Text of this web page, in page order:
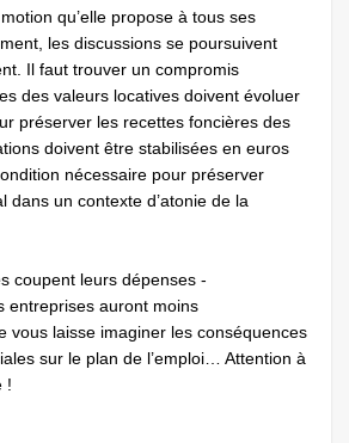
qu’elle propose à tous ses
les discussions se poursuivent
Il faut trouver un compromis
des valeurs locatives doivent évoluer
préserver les recettes foncières des
doivent être stabilisées en euros
nécessaire pour préserver
dans un contexte d’atonie de la
coupent leurs dépenses
entreprises auront moins
vous laisse ­imaginer les conséquences
sur le plan de l’emploi… Attention à
!